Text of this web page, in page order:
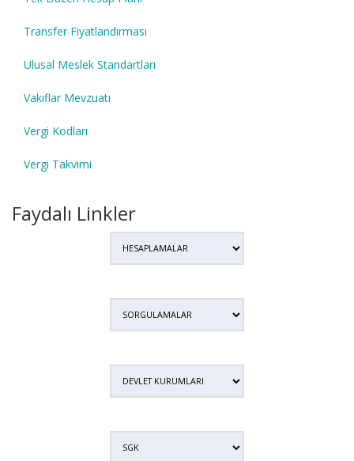
Transfer Fiyatlandırması
Ulusal Meslek Standartları
Vakıflar Mevzuatı
Vergi Kodları
Vergi Takvimi
Faydalı Linkler